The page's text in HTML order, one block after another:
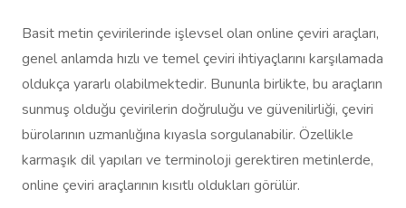
Basit metin çevirilerinde işlevsel olan online çeviri araçları,
genel anlamda hızlı ve temel çeviri ihtiyaçlarını karşılamada
oldukça yararlı olabilmektedir. Bununla birlikte, bu araçların
sunmuş olduğu çevirilerin doğruluğu ve güvenilirliği, çeviri
bürolarının uzmanlığına kıyasla sorgulanabilir. Özellikle
karmaşık dil yapıları ve terminoloji gerektiren metinlerde,
online çeviri araçlarının kısıtlı oldukları görülür.